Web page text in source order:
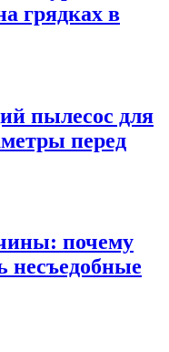
грядках в
пылесос для
перед
почему
несъедобные